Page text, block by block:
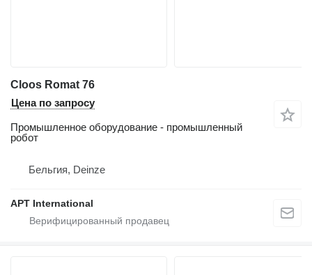
Cloos Romat 76
Цена по запросу
Промышленное оборудование - промышленный
робот
Бельгия, Deinze
APT International